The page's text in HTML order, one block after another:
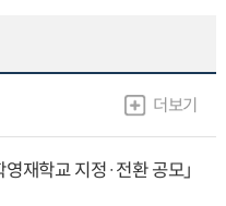
더보기
재학교 지정·전환 공모」